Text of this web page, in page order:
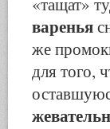
варенья
же
для того,